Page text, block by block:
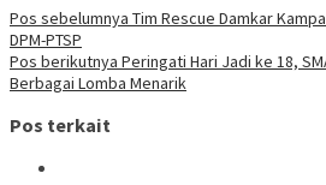
Pos sebelumnya Tim Rescue Damkar
DPM-PTSP
Pos berikutnya Peringati Hari Jadi ke 18,
Berbagai Lomba Menarik
Pos terkait